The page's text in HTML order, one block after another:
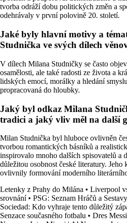
tvorba odráží dobu politických změn a
odehrávaly v první polovině 20. století.
Jaké byly hlavní motivy a
Studnička ve svých dílech
V dílech Milana Studničky se často
osamělosti, ale také radosti ze života a
lidských emocí, morálky a hledání
propracovaná do hloubky.
Jaký byl odkaz Milana
tradici a jaký vliv měl na další
Milan Studnička byl hluboce ovlivněn
tvorbou romantických básníků a
inspirovalo mnoho dalších spisovatelů a
důležitou osobnost české literatury.
ovlivnily formování moderního
Letenky z Prahy do Milána • Liverpool
srovnání• PSG: Seznam Hráčů a Sestavy
Sociedad: Kdo vyhraje tento důležitý
Senzace současného fotbalu • Dres